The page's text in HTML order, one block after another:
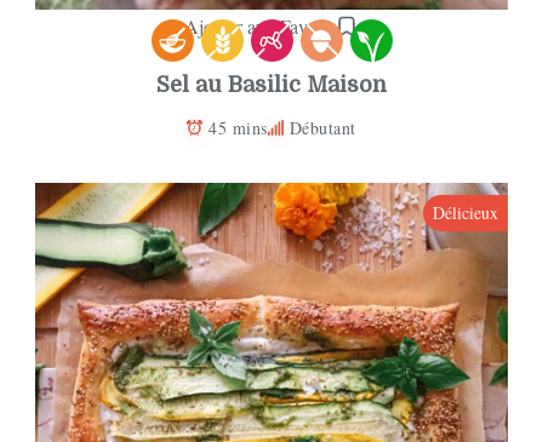
Ajouter aux Favoris
Sel au Basilic Maison
45 mins Débutant
Délicieux